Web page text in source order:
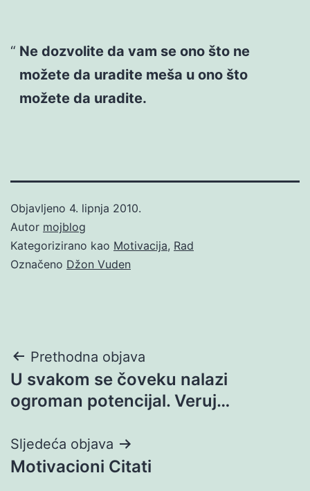
Ne dozvolite da vam se ono što ne
možete da uradite meša u ono što
možete da uradite.
Objavljeno 4. lipnja 2010.
Autor mojblog
Kategorizirano kao Motivacija, Rad
Označeno Džon Vuden
Navigacija
objava
Prethodna objava
U svakom se čoveku nalazi
ogroman potencijal. Veruj…
Sljedeća objava
Motivacioni Citati